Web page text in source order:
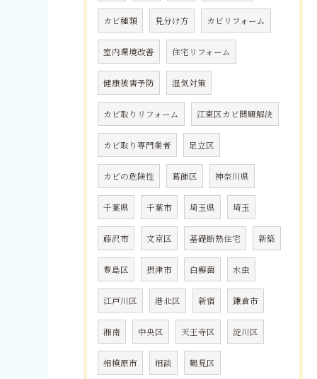
カビ種類 見分け方 カビリフォーム
室内環境改善 住宅リフォーム
健康被害予防 湿気対策
カビ取りリフォーム 江東区カビ問題解決
カビ取り専門業者 足立区
カビの危険性 葛飾区 神奈川県
千葉県 千葉市 埼玉県 埼玉
藤沢市 文京区 基礎断熱住宅 新築
豊島区 摂津市 白癬菌 水虫
江戸川区 港北区 新宿 鎌倉市
湘南 中央区 天王寺区 淀川区
相模原市 相談 鶴見区